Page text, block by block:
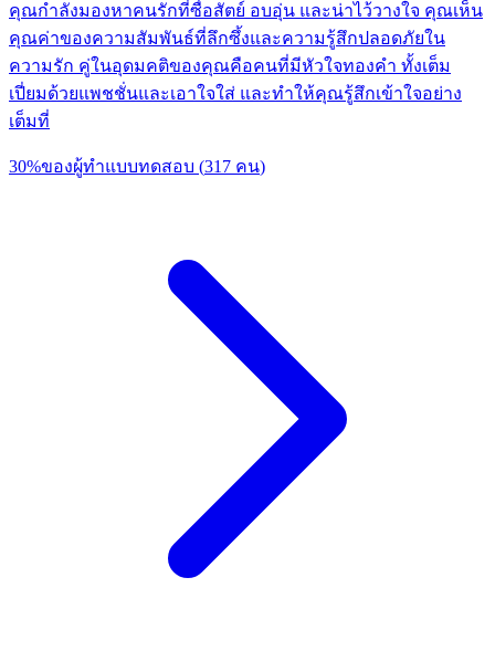
คุณกำลังมองหาคนรักที่ซื่อสัตย์ อบอุ่น และน่าไว้วางใจ คุณเห็น
คุณค่าของความสัมพันธ์ที่ลึกซึ้งและความรู้สึกปลอดภัยใน
ความรัก คู่ในอุดมคติของคุณคือคนที่มีหัวใจทองคำ ทั้งเต็ม
เปี่ยมด้วยแพชชั่นและเอาใจใส่ และทำให้คุณรู้สึกเข้าใจอย่าง
เต็มที่
30%ของผู้ทำแบบทดสอบ (317 คน)